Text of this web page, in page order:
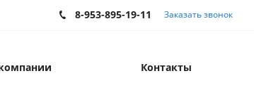
8-953-895-19-11 Заказать звонок
Контакты